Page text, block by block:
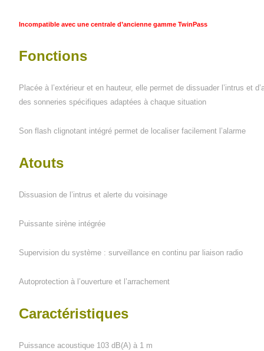
Incompatible avec une centrale d’ancienne gamme TwinPass
Fonctions
Placée à l’extérieur et en hauteur, elle permet de dissuader l’intrus et
des sonneries spécifiques adaptées à chaque situation
Son flash clignotant intégré permet de localiser facilement l’alarme
Atouts
Dissuasion de l’intrus et alerte du voisinage
Puissante sirène intégrée
Supervision du système : surveillance en continu par liaison radio
Autoprotection à l’ouverture et l’arrachement
Caractéristiques
Puissance acoustique 103 dB(A) à 1 m